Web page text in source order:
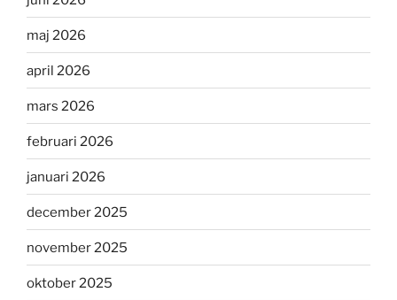
maj 2026
april 2026
mars 2026
februari 2026
januari 2026
december 2025
november 2025
oktober 2025